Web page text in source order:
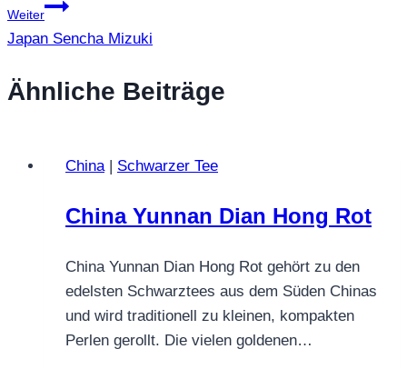
Weiter
Japan Sencha Mizuki
Ähnliche Beiträge
China | Schwarzer Tee
China Yunnan Dian Hong Rot
China Yunnan Dian Hong Rot gehört zu den
edelsten Schwarztees aus dem Süden Chinas
und wird traditionell zu kleinen, kompakten
Perlen gerollt. Die vielen goldenen…